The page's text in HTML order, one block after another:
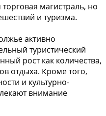
магистраль, но
и туризма.
активно
туристический
рост как количества,
отдыха. Кроме того,
и культурно-
внимание